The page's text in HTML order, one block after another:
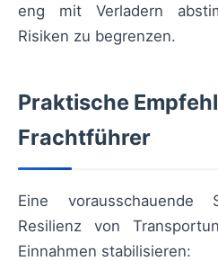
eng mit Verladern
Risiken zu begrenzen.
Praktische
Frachtführer
Eine
Resilienz von
Einnahmen stabilisieren: